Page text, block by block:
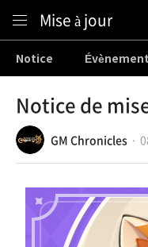
Mise à jour
Notice
Notice de
GM Chronicles